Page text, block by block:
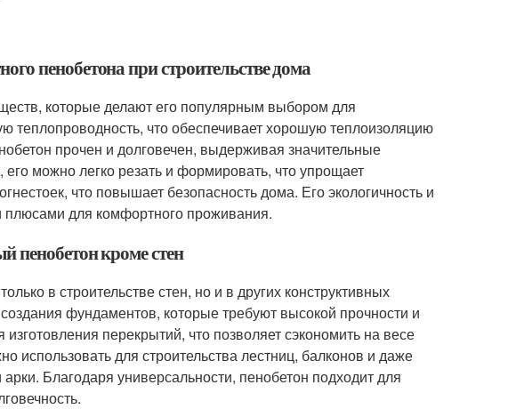
пенобетона при строительстве дома
которые делают его популярным выбором для
теплопроводность, что обеспечивает хорошую теплоизоляцию
прочен и долговечен, выдерживая значительные
его можно легко резать и формировать, что упрощает
что повышает безопасность дома. Его экологичность и
для комфортного проживания.
пенобетон кроме стен
в строительстве стен, но и в других конструктивных
фундаментов, которые требуют высокой прочности и
перекрытий, что позволяет сэкономить на весе
использовать для строительства лестниц, балконов и даже
Благодаря универсальности, пенобетон подходит для